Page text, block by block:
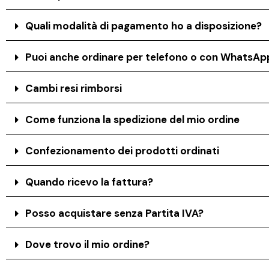
Quali modalità di pagamento ho a disposizione?
Puoi anche ordinare per telefono o con
Cambi resi rimborsi
Come funziona la spedizione del mio ordine
Confezionamento dei prodotti ordinati
Quando ricevo la fattura?
Posso acquistare senza Partita IVA?
Dove trovo il mio ordine?